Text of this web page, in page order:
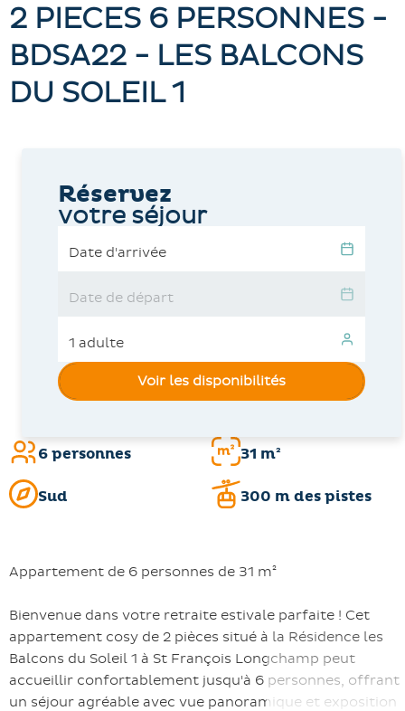
2 PIECES 6 PERSONNES -
BDSA22 - LES BALCONS
DU SOLEIL 1
6 personnes 31 m²
Sud 300 m des pistes
Appartement de 6 personnes de 31 m²
Bienvenue dans votre retraite estivale parfaite ! Cet
appartement cosy de 2 pièces situé à la Résidence les
Balcons du Soleil 1 à St François Longchamp peut
accueillir confortablement jusqu'à 6 personnes, offrant
un séjour agréable avec vue panoramique et exposition
Réservez
votre séjour
Voir les disponibilités